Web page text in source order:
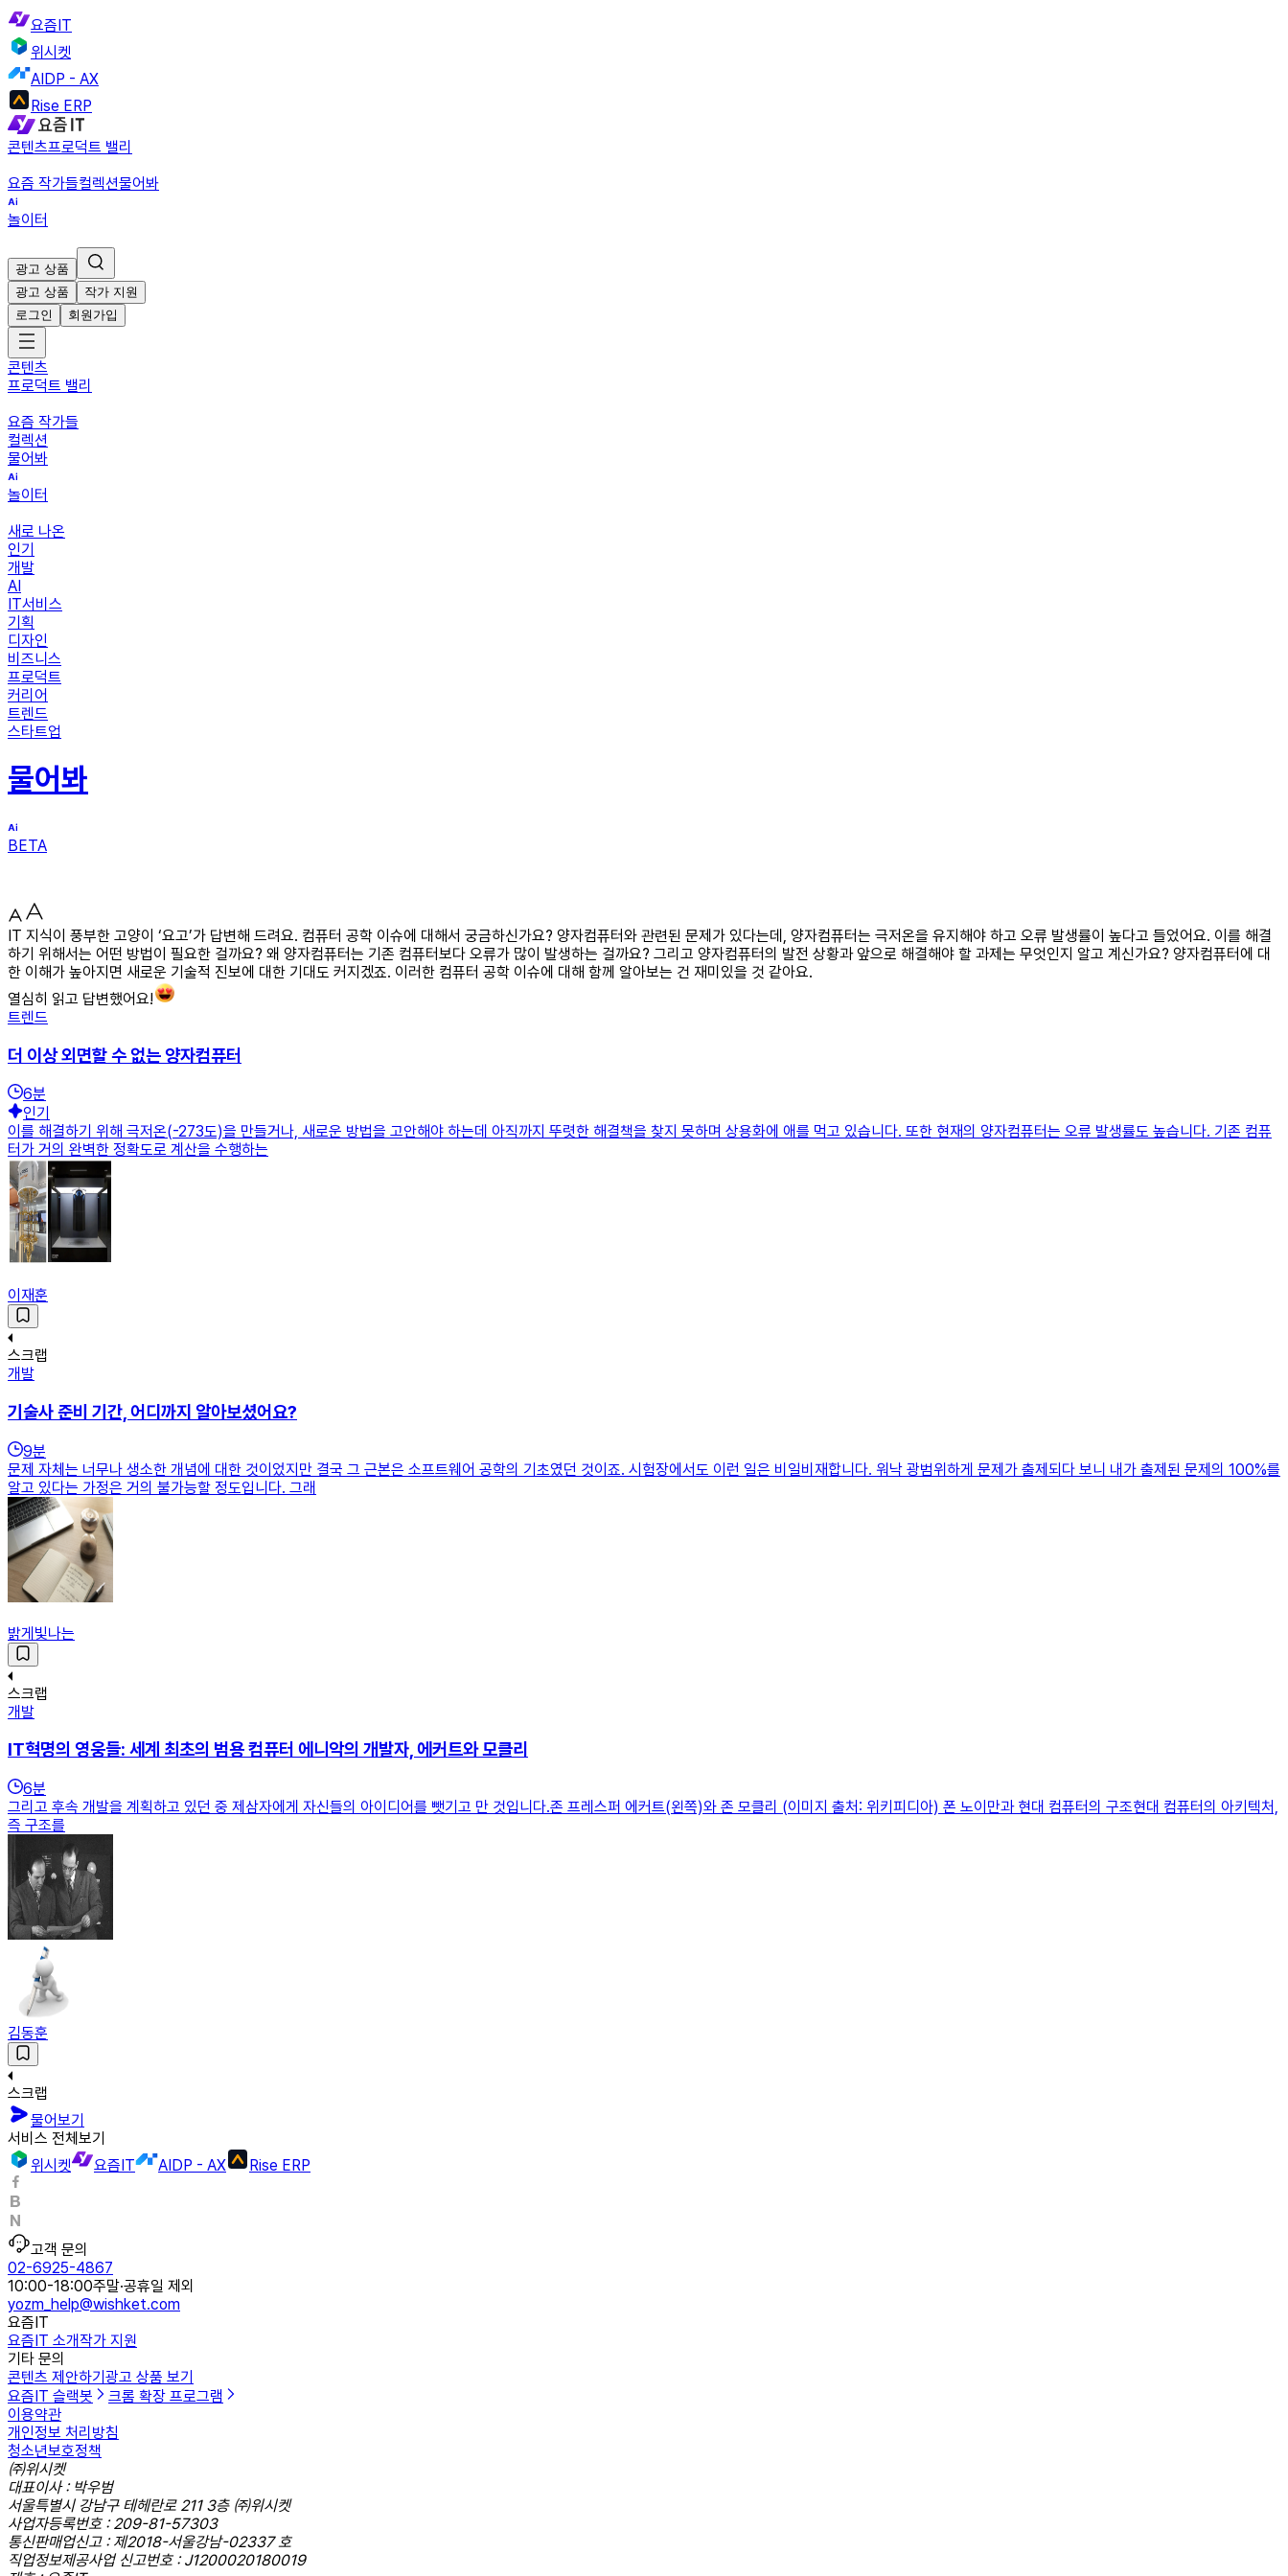
요즘IT
위시켓
AIDP - AX
Rise ERP
콘텐츠프로덕트 밸리
요즘 작가들컬렉션물어봐
놀이터
광고 상품
광고 상품
작가 지원
로그인
회원가입
콘텐츠
프로덕트 밸리
요즘 작가들
컬렉션
물어봐
놀이터
새로 나온
인기
개발
AI
IT서비스
기획
디자인
비즈니스
프로덕트
커리어
트렌드
스타트업
물어봐
BETA
IT 지식이 풍부한 고양이 ‘요고’가 답변해 드려요. 컴퓨터 공학 이슈에 대해서 궁금하신가요? 양자컴퓨터와 관련된 문제가 있다는데, 양자컴퓨터는 극저온을 유지해야 하고 오류 발생률이 높다고 들었어요. 이를 해결
하기 위해서는 어떤 방법이 필요한 걸까요? 왜 양자컴퓨터는 기존 컴퓨터보다 오류가 많이 발생하는 걸까요? 그리고 양자컴퓨터의 발전 상황과 앞으로 해결해야 할 과제는 무엇인지 알고 계신가요? 양자컴퓨터에 대
한 이해가 높아지면 새로운 기술적 진보에 대한 기대도 커지겠죠. 이러한 컴퓨터 공학 이슈에 대해 함께 알아보는 건 재미있을 것 같아요.
열심히 읽고 답변했어요!
트렌드
더 이상 외면할 수 없는 양자컴퓨터
6분
인기
이를 해결하기 위해 극저온(-273도)을 만들거나, 새로운 방법을 고안해야 하는데 아직까지 뚜렷한 해결책을 찾지 못하며 상용화에 애를 먹고 있습니다. 또한 현재의 양자컴퓨터는 오류 발생률도 높습니다. 기존 컴퓨
터가 거의 완벽한 정확도로 계산을 수행하는
이재훈
스크랩
개발
기술사 준비 기간, 어디까지 알아보셨어요?
9분
문제 자체는 너무나 생소한 개념에 대한 것이었지만 결국 그 근본은 소프트웨어 공학의 기초였던 것이죠. 시험장에서도 이런 일은 비일비재합니다. 워낙 광범위하게 문제가 출제되다 보니 내가 출제된 문제의 100%를
알고 있다는 가정은 거의 불가능할 정도입니다. 그래
밝게빛나는
스크랩
개발
IT혁명의 영웅들: 세계 최초의 범용 컴퓨터 에니악의 개발자, 에커트와 모클리
6분
그리고 후속 개발을 계획하고 있던 중 제삼자에게 자신들의 아이디어를 뺏기고 만 것입니다.존 프레스퍼 에커트(왼쪽)와 존 모클리 (이미지 출처: 위키피디아) 폰 노이만과 현대 컴퓨터의 구조현대 컴퓨터의 아키텍처,
즉 구조를
김동훈
스크랩
물어보기
서비스 전체보기
위시켓
요즘IT AIDP - AX Rise ERP
고객 문의
02-6925-4867
10:00-18:00주말·공휴일 제외
yozm_help@wishket.com
요즘IT
요즘IT 소개작가 지원
기타 문의
콘텐츠 제안하기 광고 상품 보기
요즘IT 슬랙봇
크롬 확장 프로그램
이용약관
개인정보 처리방침
청소년보호정책
㈜위시켓
대표이사 : 박우범
서울특별시 강남구 테헤란로 211 3층 ㈜위시켓
사업자등록번호 : 209-81-57303
통신판매업신고 : 제2018-서울강남-02337 호
직업정보제공사업 신고번호 : J1200020180019